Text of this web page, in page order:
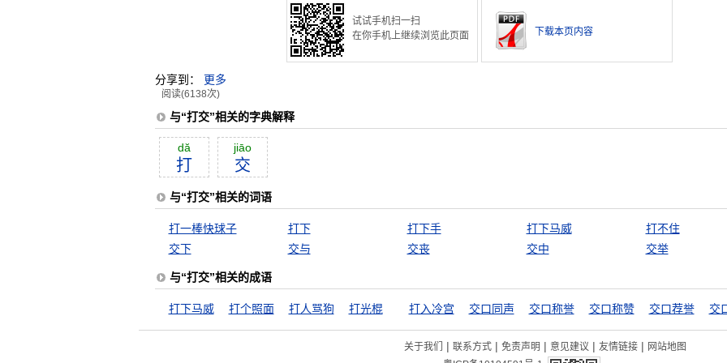
试试手机扫一扫
在你手机上继续浏览此页面
下载本页内容
分享到： 更多
阅读(6138次)
与“打交”相关的字典解释
dă
打
jiāo
交
与“打交”相关的词语
打一棒快球子 打下 打下手 打下马威
打不住
交下
交与 交丧 交中 交举
与“打交”相关的成语
打下马威 打个照面 打人骂狗 打光棍 打入冷宫 交口同声 交口称誉 交口称赞 交口荐誉 交
关于我们 | 联系方式 | 免责声明 | 意见建议 | 友情链接 | 网站地图